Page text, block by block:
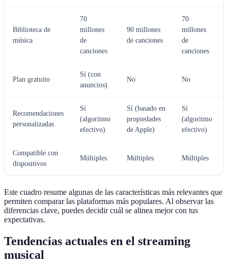
Biblioteca de
música
70
millones
de
canciones
90 millones
de canciones
70
millones
de
canciones
Plan gratuito
Sí (con
anuncios)
No No
Recomendaciones
personalizadas
Sí
(algoritmo
efectivo)
Sí (basado en
propiedades
de Apple)
Sí
(algoritmo
efectivo)
Compatible con
dispositivos
Múltiples Múltiples Múltiples
Este cuadro resume algunas de las características más relevantes que
permiten comparar las plataformas más populares. Al observar las
diferencias clave, puedes decidir cuál se alinea mejor con tus
expectativas.
Tendencias actuales en el streaming
musical